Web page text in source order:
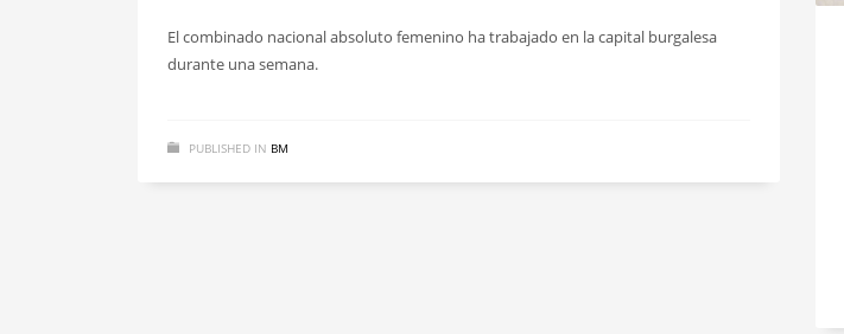
El combinado nacional absoluto femenino ha trabajado en la capital burgalesa
durante una semana.
PUBLISHED IN BM